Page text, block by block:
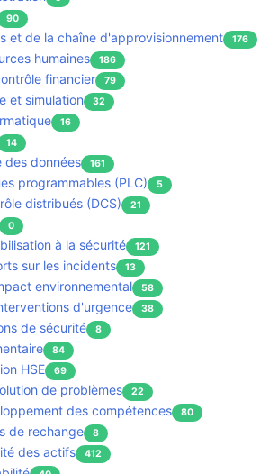
90
et de la chaîne d'approvisionnement 176
humaines 186
financier 79
et simulation 32
16
14
des données 161
programmables (PLC) 5
distribués (DCS) 21
0
à la sécurité 121
sur les incidents 13
environnemental 58
d'urgence 38
de sécurité 8
84
HSE 69
de problèmes 22
des compétences 80
de rechange 8
des actifs 412